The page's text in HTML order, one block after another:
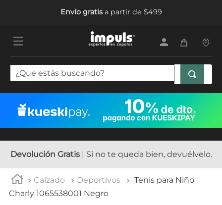
Envío gratisa partir de $499
¿Que estás buscando?
Devolución Gratis| Si no te queda bien, devuélvelo.
Calzado Deportivos
Tenis para Niño
Charly 1065538001 Negro
1.
tenis mujer
tenis hombre
5. tenis niña